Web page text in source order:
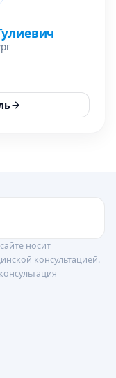
носит
консультацией.